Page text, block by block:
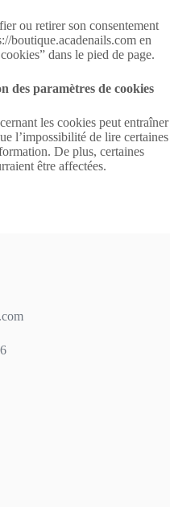
ou retirer son consentement
boutique.acadenails.com en
dans le pied de page.
des paramètres de cookies
les cookies peut entraîner
l’impossibilité de lire certaines
De plus, certaines
être affectées.